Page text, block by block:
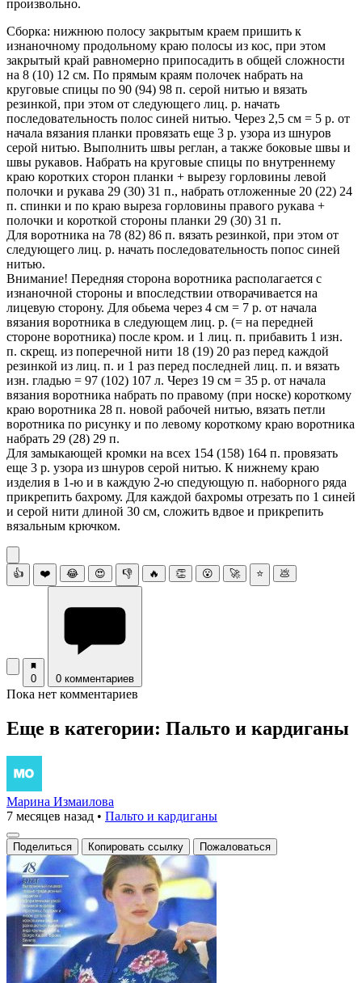
произвольно.
Сборка: нижнюю полосу закрытым краем пришить к
изнаночному продольному краю полосы из кос, при этом
закрытый край равномерно припосадить в общей сложности
на 8 (10) 12 см. По прямым краям полочек набрать на
круговые спицы по 90 (94) 98 п. серой нитью и вязать
резинкой, при этом от следующего лиц. р. начать
последовательность полос синей нитью. Через 2,5 см = 5 р. от
начала вязания планки провязать еще 3 р. узора из шнуров
серой нитью. Выполнить швы реглан, а также боковые швы и
швы рукавов. Набрать на круговые спицы по внутреннему
краю коротких сторон планки + вырезу горловины левой
полочки и рукава 29 (30) 31 п., набрать отложенные 20 (22) 24
п. спинки и по краю выреза горловины правого рукава +
полочки и короткой стороны планки 29 (30) 31 п.
Для воротника на 78 (82) 86 п. вязать резинкой, при этом от
следующего лиц. р. начать последовательность попос синей
нитью.
Внимание! Передняя сторона воротника располагается с
изнаночной стороны и впоследствии отворачивается на
лицевую сторону. Для обьема через 4 см = 7 р. от начала
вязания воротника в следующем лиц. р. (= на передней
стороне воротника) после кром. и 1 лиц. п. прибавить 1 изн.
п. скрещ. из поперечной нити 18 (19) 20 раз перед каждой
резинкой из лиц. п. и 1 раз перед последней лиц. п. и вязать
изн. гладью = 97 (102) 107 л. Через 19 см = 35 р. от начала
вязания воротника набрать по правому (при носке) короткому
краю воротника 28 п. новой рабочей нитью, вязать петли
воротника по рисунку и по левому короткому краю воротника
набрать 29 (28) 29 п.
Для замыкающей кромки на всех 154 (158) 164 п. провязать
еще 3 р. узора из шнуров серой нитью. К нижнему краю
изделия в 1-ю и в каждую 2-ю спедующую п. наборного ряда
прикрепить бахрому. Для каждой бахромы отрезать по 1 синей
и серой нити длиной 30 см, сложить вдвое и прикрепить
вязальным крючком.
👍 ❤️ 😂 😍 👎 🔥 👏 😮 🚀 ⭐ 💩
0 0 комментариев
Пока нет комментариев
Еще в категории: Пальто и кардиганы
Марина Измаилова
7 месяцев назад • Пальто и кардиганы
Поделиться Копировать ссылку Пожаловаться